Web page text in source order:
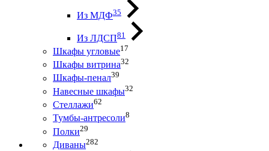
Из МДФ35
Из ЛДСП81
Шкафы угловые17
Шкафы витрина32
Шкафы-пенал39
Навесные шкафы32
Стеллажи62
Тумбы-антресоли8
Полки29
Диваны282